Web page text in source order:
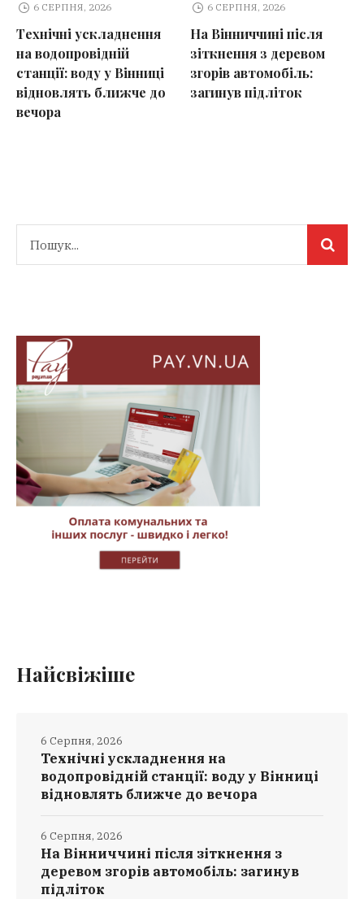
6 СЕРПНЯ, 2026
Технічні ускладнення
на водопровідній
станції: воду у Вінниці
відновлять ближче до
вечора
6 СЕРПНЯ, 2026
На Вінниччині після
зіткнення з деревом
згорів автомобіль:
загинув підліток
Найсвіжіше
Технічні ускладнення на
водопровідній станції: воду у Вінниці
відновлять ближче до вечора
6 Серпня, 2026
На Вінниччині після зіткнення з
деревом згорів автомобіль: загинув
підліток
6 Серпня, 2026